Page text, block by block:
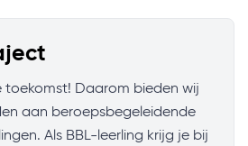
toekomst! Daarom bieden wij
aan beroepsbegeleidende
Als BBL-leerling krijg je bij